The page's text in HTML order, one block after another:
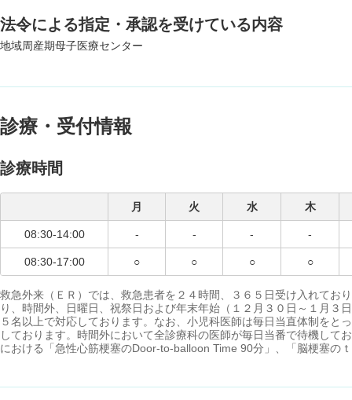
法令による指定・承認を受けている内容
地域周産期母子医療センター
診療・受付情報
診療時間
月 火 水 木
08:30-14:00 - - - -
08:30-17:00 ○ ○ ○ ○
救急外来（ＥＲ）では、救急患者を２４時間、３６５日受け入れてお
り、時間外、日曜日、祝祭日および年末年始（１２月３０日～１月３
５名以上で対応しております。なお、小児科医師は毎日当直体制をと
しております。時間外において全診療科の医師が毎日当番で待機して
における「急性心筋梗塞のDoor-to-balloon Time 90分」、「脳梗塞の